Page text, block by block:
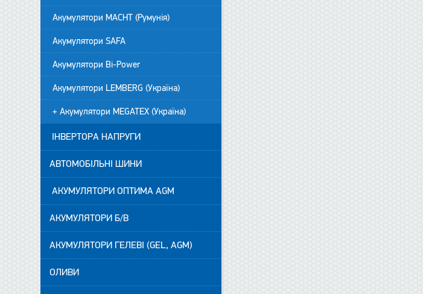
Акумулятори MACHT (Румунія)
Акумулятори SAFA
Акумулятори Bi-Power
Акумулятори LEMBERG (Україна)
+ Акумулятори MEGATEX (Україна)
ІНВЕРТОРА НАПРУГИ
АВТОМОБІЛЬНІ ШИНИ
АКУМУЛЯТОРИ ОПТИМА AGM
АКУМУЛЯТОРИ Б/В
АКУМУЛЯТОРИ ГЕЛЕВІ (GEL, AGM)
ОЛИВИ